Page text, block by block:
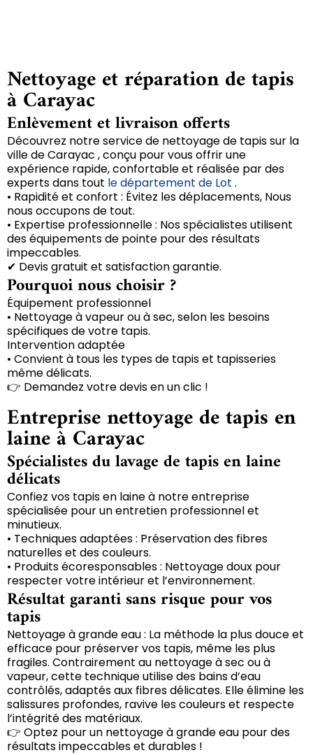
Nettoyage et réparation de tapis
à Carayac
Enlèvement et livraison offerts
Découvrez notre service de nettoyage de tapis sur la
ville de Carayac , conçu pour vous offrir une
expérience rapide, confortable et réalisée par des
experts dans tout le département de Lot .
• Rapidité et confort : Évitez les déplacements, Nous
nous occupons de tout.
• Expertise professionnelle : Nos spécialistes utilisent
des équipements de pointe pour des résultats
impeccables.
✔ Devis gratuit et satisfaction garantie.
Pourquoi nous choisir ?
Équipement professionnel
• Nettoyage à vapeur ou à sec, selon les besoins
spécifiques de votre tapis.
Intervention adaptée
• Convient à tous les types de tapis et tapisseries
même délicats.
👉 Demandez votre devis en un clic !
Entreprise nettoyage de tapis en
laine à Carayac
Spécialistes du lavage de tapis en laine
délicats
Confiez vos tapis en laine à notre entreprise
spécialisée pour un entretien professionnel et
minutieux.
• Techniques adaptées : Préservation des fibres
naturelles et des couleurs.
• Produits écoresponsables : Nettoyage doux pour
respecter votre intérieur et l’environnement.
Résultat garanti sans risque pour vos
tapis
Nettoyage à grande eau : La méthode la plus douce et
efficace pour préserver vos tapis, même les plus
fragiles. Contrairement au nettoyage à sec ou à
vapeur, cette technique utilise des bains d’eau
contrôlés, adaptés aux fibres délicates. Elle élimine les
salissures profondes, ravive les couleurs et respecte
l’intégrité des matériaux.
👉 Optez pour un nettoyage à grande eau pour des
résultats impeccables et durables !